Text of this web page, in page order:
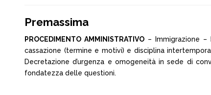
Premassima
PROCEDIMENTO AMMINISTRATIVO– Immigrazione –
cassazione (termine e motivi) e disciplina
Decretazione d’urgenza e omogeneità in sede di
fondatezza delle questioni.